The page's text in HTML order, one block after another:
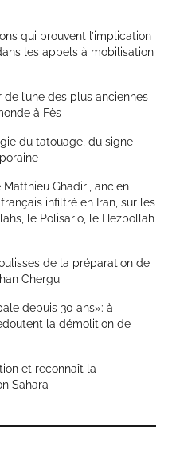
qui prouvent l’implication
les appels à mobilisation
l’une des plus anciennes
à Fès
du tatouage, du signe
Ghadiri, ancien
infiltré en Iran, sur les
le Polisario, le Hezbollah
de la préparation de
Chergui
depuis 30 ans»: à
la démolition de
et reconnaît la
Sahara